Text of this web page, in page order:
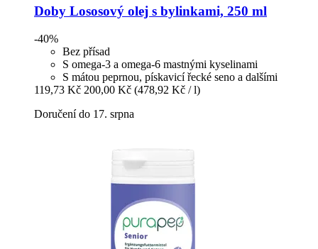
Doby Lososový olej s bylinkami, 250 ml
-40%
Bez přísad
S omega-3 a omega-6 mastnými kyselinami
S mátou peprnou, pískavicí řecké seno a dalšími
119,73 Kč 200,00 Kč (478,92 Kč / l)
Doručení do 17. srpna